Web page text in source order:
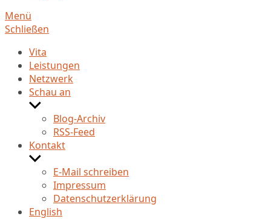
Menü
Schließen
Vita
Leistungen
Netzwerk
Schau an
Untermenü
anzeigenBlog-Archiv
RSS-Feed
Kontakt
Untermenü
anzeigenE-Mail schreiben
Impressum
Datenschutzerklärung
English